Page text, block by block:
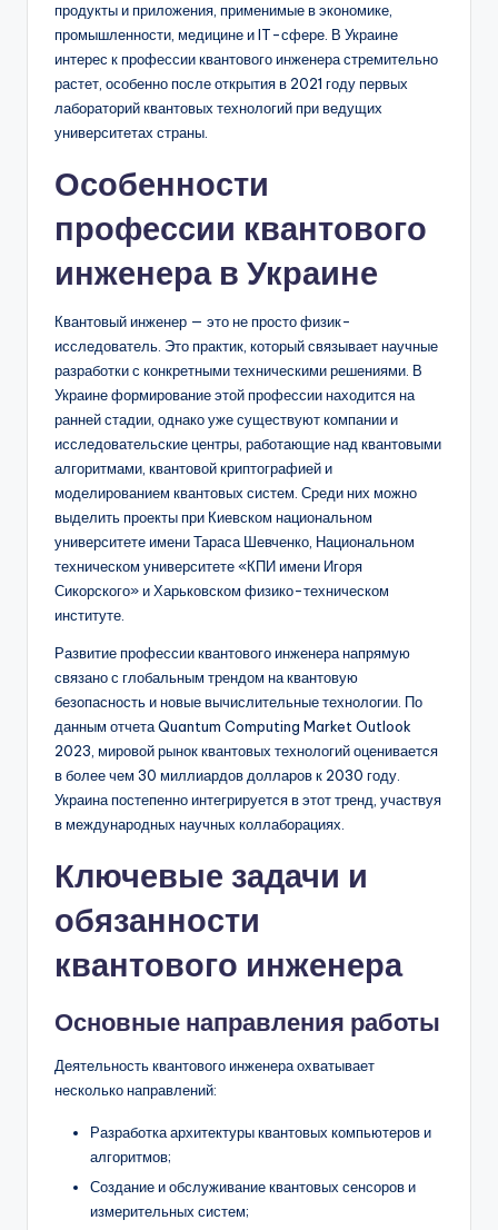
продукты и приложения, применимые в экономике,
промышленности, медицине и IT-сфере. В Украине
интерес к профессии квантового инженера стремительно
растет, особенно после открытия в 2021 году первых
лабораторий квантовых технологий при ведущих
университетах страны.
Особенности
профессии квантового
инженера в Украине
Квантовый инженер — это не просто физик-
исследователь. Это практик, который связывает научные
разработки с конкретными техническими решениями. В
Украине формирование этой профессии находится на
ранней стадии, однако уже существуют компании и
исследовательские центры, работающие над квантовыми
алгоритмами, квантовой криптографией и
моделированием квантовых систем. Среди них можно
выделить проекты при Киевском национальном
университете имени Тараса Шевченко, Национальном
техническом университете «КПИ имени Игоря
Сикорского» и Харьковском физико-техническом
институте.
Развитие профессии квантового инженера напрямую
связано с глобальным трендом на квантовую
безопасность и новые вычислительные технологии. По
данным отчета Quantum Computing Market Outlook
2023, мировой рынок квантовых технологий оценивается
в более чем 30 миллиардов долларов к 2030 году.
Украина постепенно интегрируется в этот тренд, участвуя
в международных научных коллаборациях.
Ключевые задачи и
обязанности
квантового инженера
Основные направления работы
Деятельность квантового инженера охватывает
несколько направлений:
Разработка архитектуры квантовых компьютеров и
алгоритмов;
Создание и обслуживание квантовых сенсоров и
измерительных систем;